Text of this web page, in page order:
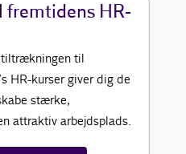
HR-
til
HR-kurser giver dig de
stærke,
attraktiv arbejdsplads.